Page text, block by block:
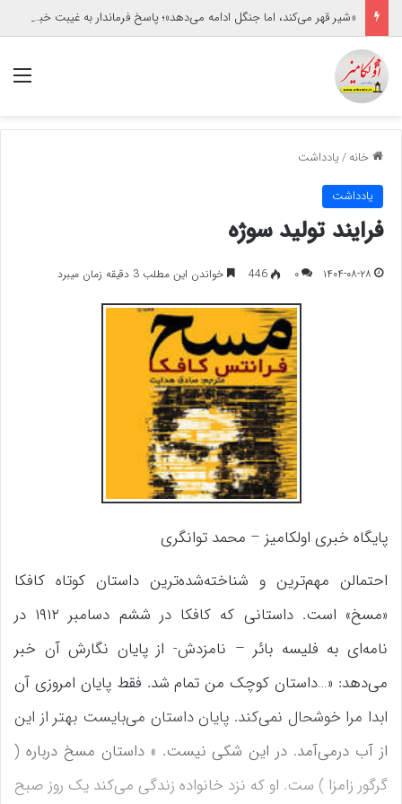
«شیر قهر می‌کند، اما جنگل ادامه می‌دهد»؛ پاسخ فرماندار به غیبت خبرنگاران/حاشیه برخورد با یک خبرنگار زن
خانه/یادداشت
یادداشت
فرایند تولید سوژه
۱۴۰۴-۰۸-۲۸ ۰ 446 خواندن این مطلب 3 دقیقه زمان میبرد
پایگاه خبری اولکامیز – محمد توانگری
احتمالن مهم‌ترین و شناخته‌شده‌ترین داستان کوتاه کافکا
«مسخ» است. داستانی که کافکا در ششم دسامبر ۱۹۱۲ در
نامه‌ای به فلیسه بائر – نامزدش- از پایان نگارش آن خبر
می‌دهد: «…داستان کوچک من تمام شد. فقط پایان امروزی آن
ابدا مرا خوشحال نمی‌کند. پایان داستان می‌بایست بهتر از این
از آب درمی‌آمد. در این شکی نیست. » داستان مسخ درباره (
گرگور زامزا ) ست. او که نزد خانواده زندگی می‌کند یک روز صبح